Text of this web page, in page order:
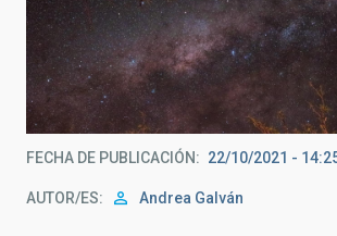
navegación
Fugaz. Crédito: Andrea
FECHA DE PUBLICACIÓN 22/10/2021 -
AUTOR/ES Andrea Galván